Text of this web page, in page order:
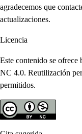
agradecemos que
actualizaciones.
Licencia
Este contenido se
NC 4.0. Reutilización
permitidos.